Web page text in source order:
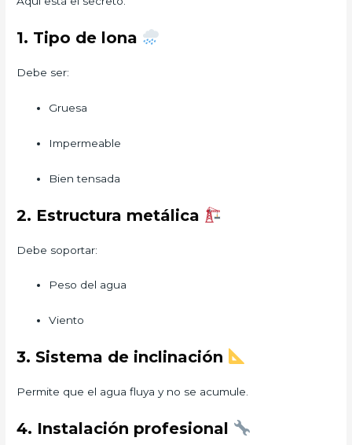
1. Tipo de lona
Debe ser:
Gruesa
Impermeable
Bien tensada
2. Estructura metálica
Debe soportar:
Peso del agua
Viento
3. Sistema de inclinación
Permite que el agua fluya y no se acumule.
4. Instalación profesional